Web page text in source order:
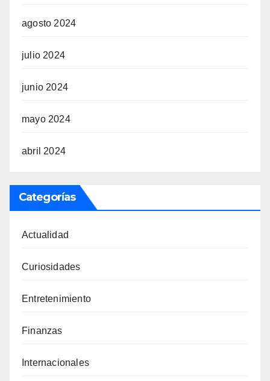
agosto 2024
julio 2024
junio 2024
mayo 2024
abril 2024
Categorías
Actualidad
Curiosidades
Entretenimiento
Finanzas
Internacionales